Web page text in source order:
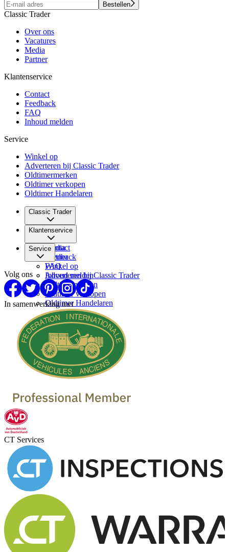
Bestellen
Classic Trader
Over ons
Vacatures
Media
Partner
Klantenservice
Contact
Feedback
FAQ
Inhoud melden
Service
Winkel op
Adverteren bij Classic Trader
Oldtimermerken
Oldtimer verkopen
Oldtimer Handelaren
Classic Trader
Over ons
Vacatures
Media
Partner
Klantenservice
Contact
Feedback
FAQ
Inhoud melden
Service
Winkel op
Adverteren bij Classic Trader
Oldtimermerken
Oldtimer verkopen
Oldtimer Handelaren
Volg ons
In samenwerking met
CT Services